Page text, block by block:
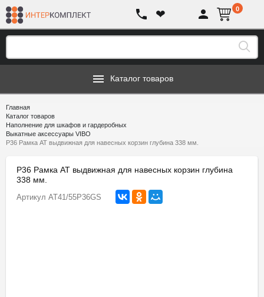
❤ 0
Каталог товаров
Главная
Каталог товаров
Наполнение для шкафов и гардеробных
Выкатные аксессуары VIBO
P36 Рамка AT выдвижная для навесных корзин глубина 338 мм.
P36 Рамка AT выдвижная для навесных корзин глубина
338 мм.
Артикул AT41/55P36GS